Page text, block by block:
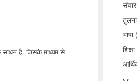
साधन है, जिसके माध्यम से
भाषा